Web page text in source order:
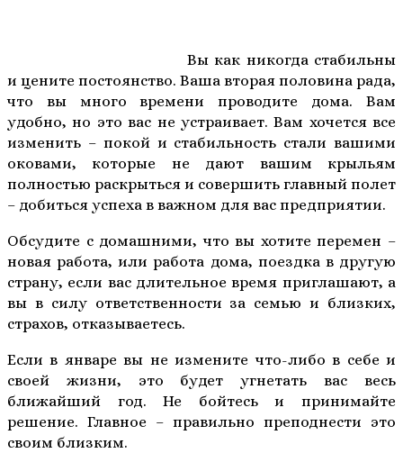
Вы как никогда стабильны
и цените постоянство. Ваша вторая половина рада,
что вы много времени проводите дома. Вам
удобно, но это вас не устраивает. Вам хочется все
изменить – покой и стабильность стали вашими
оковами, которые не дают вашим крыльям
полностью раскрыться и совершить главный полет
– добиться успеха в важном для вас предприятии.
Обсудите с домашними, что вы хотите перемен –
новая работа, или работа дома, поездка в другую
страну, если вас длительное время приглашают, а
вы в силу ответственности за семью и близких,
страхов, отказываетесь.
Если в январе вы не измените что-либо в себе и
своей жизни, это будет угнетать вас весь
ближайший год. Не бойтесь и принимайте
решение. Главное – правильно преподнести это
своим близким.